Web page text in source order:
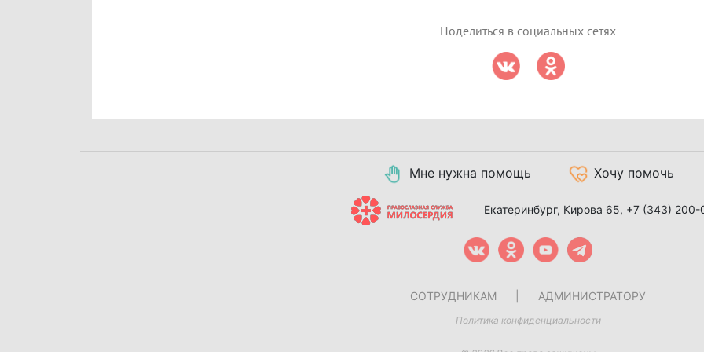
Поделиться в социальных сетях
Мне нужна помощь Хочу помочь
Екатеринбург, Кирова 65, +7 (343) 200-
СОТРУДНИКАМ АДМИНИСТРАТОРУ
Политика конфиденциальности